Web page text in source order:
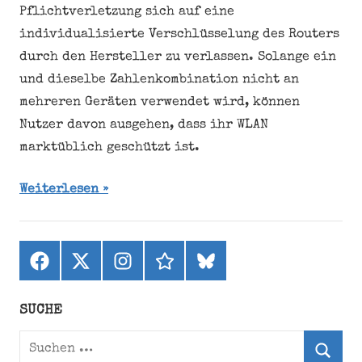
Pflichtverletzung sich auf eine
individualisierte Verschlüsselung des Routers
durch den Hersteller zu verlassen. Solange ein
und dieselbe Zahlenkombination nicht an
mehreren Geräten verwendet wird, können
Nutzer davon ausgehen, dass ihr WLAN
marktüblich geschützt ist.
Weiterlesen
Facebook
X
(ehemals
Instagramthreadsbluesky
SUCHE
Suchen